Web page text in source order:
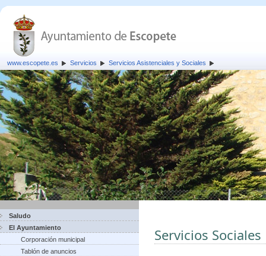
www.escopete.es Servicios Servicios Asistenciales y Sociales
Saludo
El Ayuntamiento
Corporación municipal
Tablón de anuncios
Servicios Sociales